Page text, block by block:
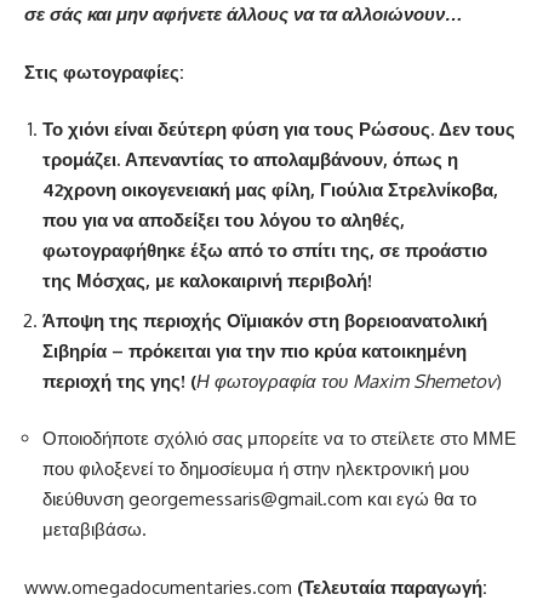
σε σάς και μην αφήνετε άλλους να τα αλλοιώνουν…
Στις φωτογραφίες:
Το χιόνι είναι δεύτερη φύση για τους Ρώσους. Δεν τους
τρομάζει. Απεναντίας το απολαμβάνουν, όπως η
42χρονη οικογενειακή μας φίλη, Γιούλια Στρελνίκοβα,
που για να αποδείξει του λόγου το αληθές,
φωτογραφήθηκε έξω από το σπίτι της, σε προάστιο
της Μόσχας, με καλοκαιρινή περιβολή!
Άποψη της περιοχής Οϊμιακόν στη βορειοανατολική
Σιβηρία – πρόκειται για την πιο κρύα κατοικημένη
περιοχή της γης! (Η φωτογραφία του Maxim Shemetov)
Οποιοδήποτε σχόλιό σας μπορείτε να το στείλετε στο ΜΜΕ
που φιλοξενεί το δημοσίευμα ή στην ηλεκτρονική μου
διεύθυνση georgemessaris@gmail.com και εγώ θα το
μεταβιβάσω.
www.omegadocumentaries.com (Τελευταία παραγωγή: